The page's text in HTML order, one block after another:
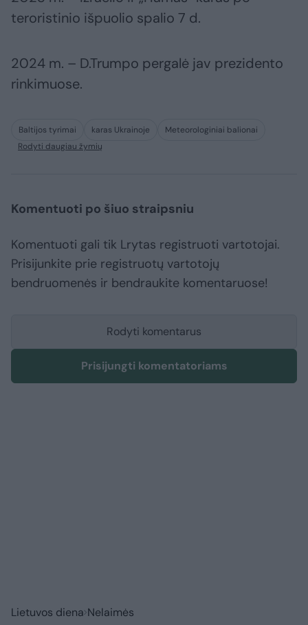
teroristinio išpuolio spalio 7 d.
2024 m. – D.Trumpo pergalė jav prezidento
rinkimuose.
Baltijos tyrimai karas Ukrainoje
Meteorologiniai balionai
Rodyti daugiau žymių
Komentuoti po šiuo straipsniu
Komentuoti gali tik Lrytas registruoti vartotojai.
Prisijunkite prie registruotų vartotojų
bendruomenės ir bendraukite komentaruose!
Rodyti komentarus
Prisijungti komentatoriams
Lietuvos diena Nelaimės